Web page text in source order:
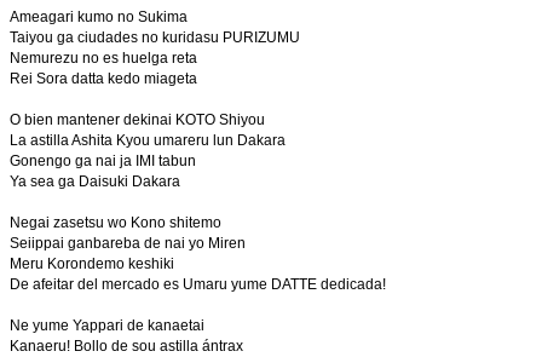
Ameagari kumo no Sukima
Taiyou ga ciudades no kuridasu PURIZUMU
Nemurezu no es huelga reta
Rei Sora datta kedo miageta
O bien mantener dekinai KOTO Shiyou
La astilla Ashita Kyou umareru lun Dakara
Gonengo ga nai ja IMI tabun
Ya sea ga Daisuki Dakara
Negai zasetsu wo Kono shitemo
Seiippai ganbareba de nai yo Miren
Meru Korondemo keshiki
De afeitar del mercado es Umaru yume DATTE dedicada!
Ne yume Yappari de kanaetai
Kanaeru! Bollo de sou astilla ántrax